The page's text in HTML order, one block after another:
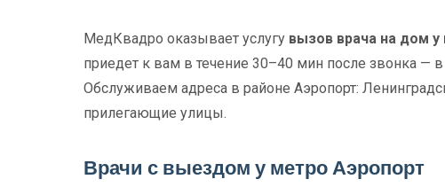
МедКвадро оказывает услугу вызов врача на дом
приедет к вам в течение 30–40 мин после звонка —
Обслуживаем адреса в районе Аэропорт:
прилегающие улицы.
Врачи с выездом у метро Аэропорт